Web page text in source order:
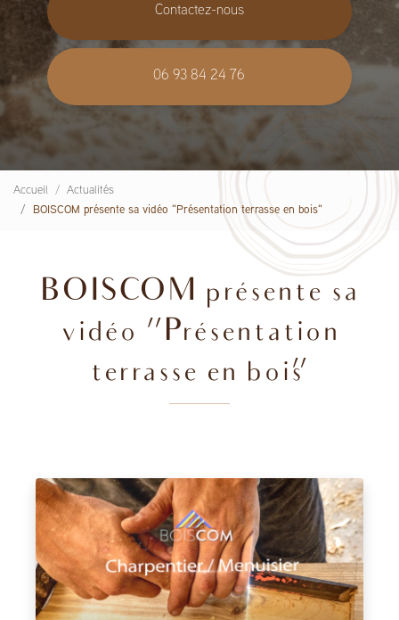
Contactez-nous
06 93 84 24 76
Accueil
Actualités
BOISCOM présente sa vidéo "Présentation terrasse en bois"
BOISCOM présente sa
vidéo "Présentation
terrasse en bois"